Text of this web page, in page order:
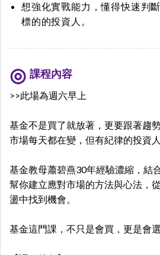
想強化實戰能力，懂得快速判
標的的投資人。
課程內容
>>此場為週六早上
基金不是買了就放著，更要跟著趨勢
市場每天都在變，但有紀律的投資
基金教母蕭碧燕30年經驗濃縮，結
幫你建立應對市場的方法與心法，
盪中找到機會。
基金這門課，不只是會買，更是會